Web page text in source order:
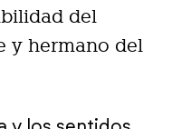
del
y hermano del